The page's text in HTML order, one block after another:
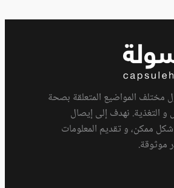
مختلف المواضيع المتعلقة بصحة
و التغذية. نهدف إلى إيصال
ممكن، و تقديم المعلومات
موثوقة.